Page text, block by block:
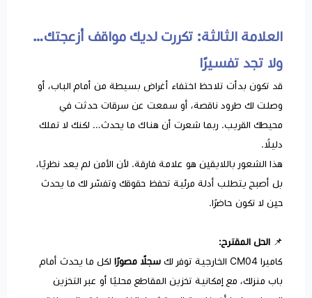
العلامة الثالثة: تكررت لديك مواقف أزعجتك…
ولا تجد تفسيرًا
قد تكون بدأت تلاحظ اختفاء أغراض بسيطة من أمام الباب، أو
وصلت لك طرود ناقصة، أو سمعت عن سرقات حدثت في
محيطك القريب. ربما شعرت أن هناك ما يحدث… لكنك لا تملك
دليلًا.
هذا الشعور باللايقين هو علامة فارقة. لأن الأمن لم يعد نظريًا،
بل أصبح يتطلب أدلة مرئية تحفظ حقوقك وتفسّر لك ما يحدث
حين لا تكون حاضرًا.
📌 الحل المقترح:
كاميرا CM04 الخارجية توفر لك
سجلًا مصورًا لكل ما يحدث أمام
باب منزلك، مع إمكانية تخزين المقاطع محليًا أو عبر التخزين